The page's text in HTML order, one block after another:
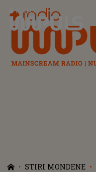
Radio Impuls
STIRI MONDENE